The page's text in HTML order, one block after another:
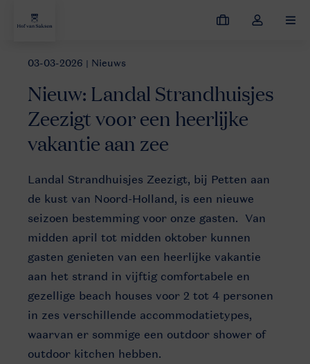
Mijn
Open
mijn
account
Nieuw: Landal Strandhuisjes Zeezigt voor een heerlijke
03-03-2026 | Nieuws
Nieuw: Landal Strandhuisjes
Zeezigt voor een heerlijke
vakantie aan zee
PTN
4SH1
Landal Strandhuisjes Zeezigt, bij Petten aan
de kust van Noord-Holland, is een nieuwe
seizoen bestemming voor onze gasten. Van
midden april tot midden oktober kunnen
gasten genieten van een heerlijke vakantie
aan het strand in vijftig comfortabele en
gezellige beach houses voor 2 tot 4 personen
in zes verschillende accommodatietypes,
waarvan er sommige een outdoor shower of
outdoor kitchen hebben.